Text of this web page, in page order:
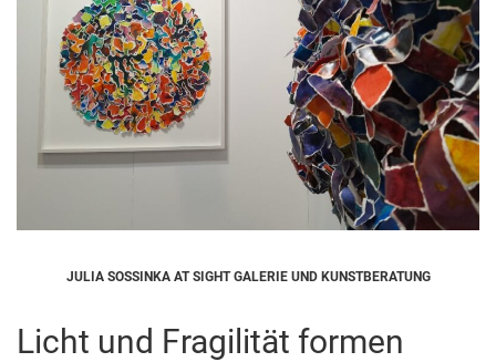
JULIA SOSSINKA AT SIGHT GALERIE UND KUNSTBERATUNG
Licht und Fragilität formen